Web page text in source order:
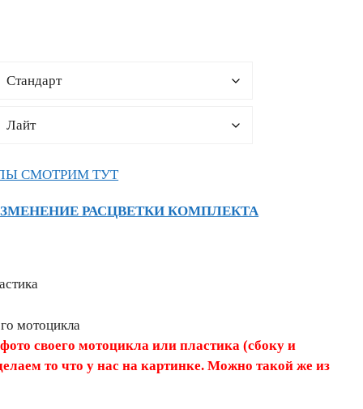
СМОТРИМ ТУТ
РАСЦВЕТКИ КОМПЛЕКТА
мотоцикла
своего мотоцикла или пластика (сбоку и
то что у нас на картинке. Можно такой же из